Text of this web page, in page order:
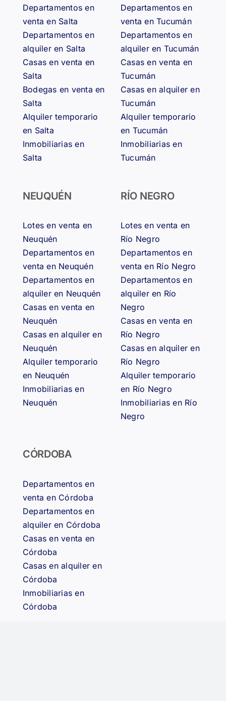
Departamentos en
venta en Salta
Departamentos en
alquiler en Salta
Casas en venta en
Salta
Bodegas en venta en
Salta
Alquiler temporario
en Salta
Inmobiliarias en
Salta
Departamentos en
venta en Tucumán
Departamentos en
alquiler en Tucumán
Casas en venta en
Tucumán
Casas en alquiler en
Tucumán
Alquiler temporario
en Tucumán
Inmobiliarias en
Tucumán
NEUQUÉN
Lotes en venta en
Neuquén
Departamentos en
venta en Neuquén
Departamentos en
alquiler en Neuquén
Casas en venta en
Neuquén
Casas en alquiler en
Neuquén
Alquiler temporario
en Neuquén
Inmobiliarias en
Neuquén
RÍO NEGRO
Lotes en venta en
Río Negro
Departamentos en
venta en Río Negro
Departamentos en
alquiler en Río
Negro
Casas en venta en
Río Negro
Casas en alquiler en
Río Negro
Alquiler temporario
en Río Negro
Inmobiliarias en Río
Negro
CÓRDOBA
Departamentos en
venta en Córdoba
Departamentos en
alquiler en Córdoba
Casas en venta en
Córdoba
Casas en alquiler en
Córdoba
Inmobiliarias en
Córdoba